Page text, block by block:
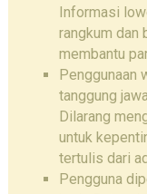
Informasi
rangkum dan
membantu
Penggunaan
tanggung
Dilarang
untuk
tertulis dari
Pengguna